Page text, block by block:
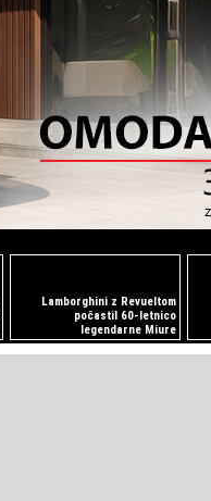
Lamborghini z Revueltom
počastil 60-letnico
legendarne Miure